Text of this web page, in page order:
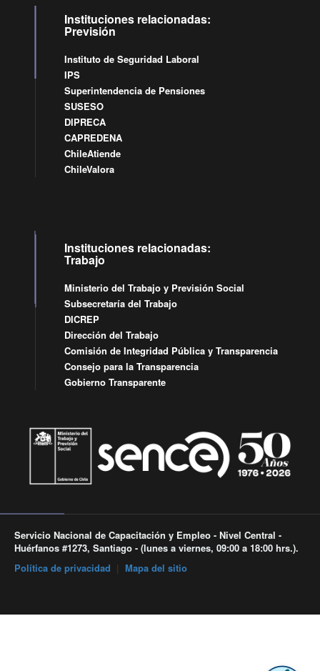
Instituciones relacionadas:
Previsión
Instituto de Seguridad Laboral
IPS
Superintendencia de Pensiones
SUSESO
DIPRECA
CAPREDENA
ChileAtiende
ChileValora
Instituciones relacionadas:
Trabajo
Ministerio del Trabajo y Previsión Social
Subsecretaría del Trabajo
DICREP
Dirección del Trabajo
Comisión de Integridad Pública y Transparencia
Consejo para la Transparencia
Gobierno Transparente
Servicio Nacional de Capacitación y Empleo - Nivel Central -
Huérfanos #1273, Santiago - (lunes a viernes, 09:00 a 18:00 hrs.).
Política de privacidad
Mapa del sitio